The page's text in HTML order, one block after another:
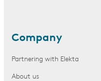
Company
Partnering with Elekta
About us